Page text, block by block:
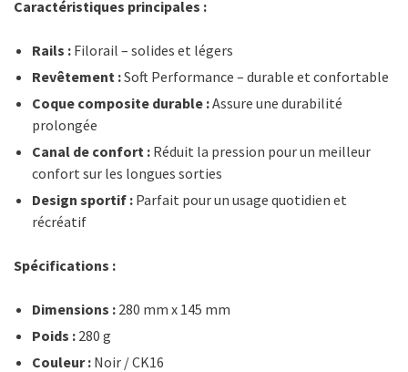
Caractéristiques principales :
Rails : Filorail – solides et légers
Revêtement :Soft Performance – durable et confortable
Coque composite durable :Assure une durabilité
prolongée
Canal de confort : Réduit la pression pour un meilleur
confort sur les longues sorties
Design sportif : Parfait pour un usage quotidien et
récréatif
Spécifications :
Dimensions : 280 mm x 145 mm
Poids : 280 g
Couleur : Noir / CK16